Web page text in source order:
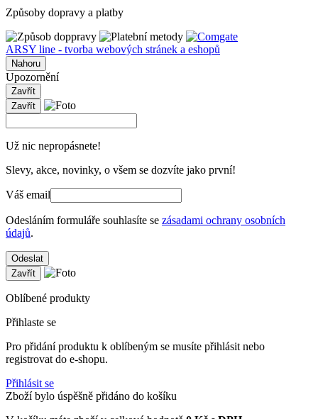
Způsoby dopravy a platby
ARSY line - tvorba webových stránek a eshopů
Nahoru
Upozornění
Zavřít
Zavřít
Už nic nepropásnete!
Slevy, akce, novinky, o všem se dozvíte jako první!
Váš email
Odesláním formuláře souhlasíte se zásadami ochrany osobních
údajů.
Odeslat
Zavřít
Oblíbené produkty
Přihlaste se
Pro přidání produktu k oblíbeným se musíte přihlásit nebo
registrovat do e-shopu.
Přihlásit se
Zboží bylo úspěšně přidáno do košíku